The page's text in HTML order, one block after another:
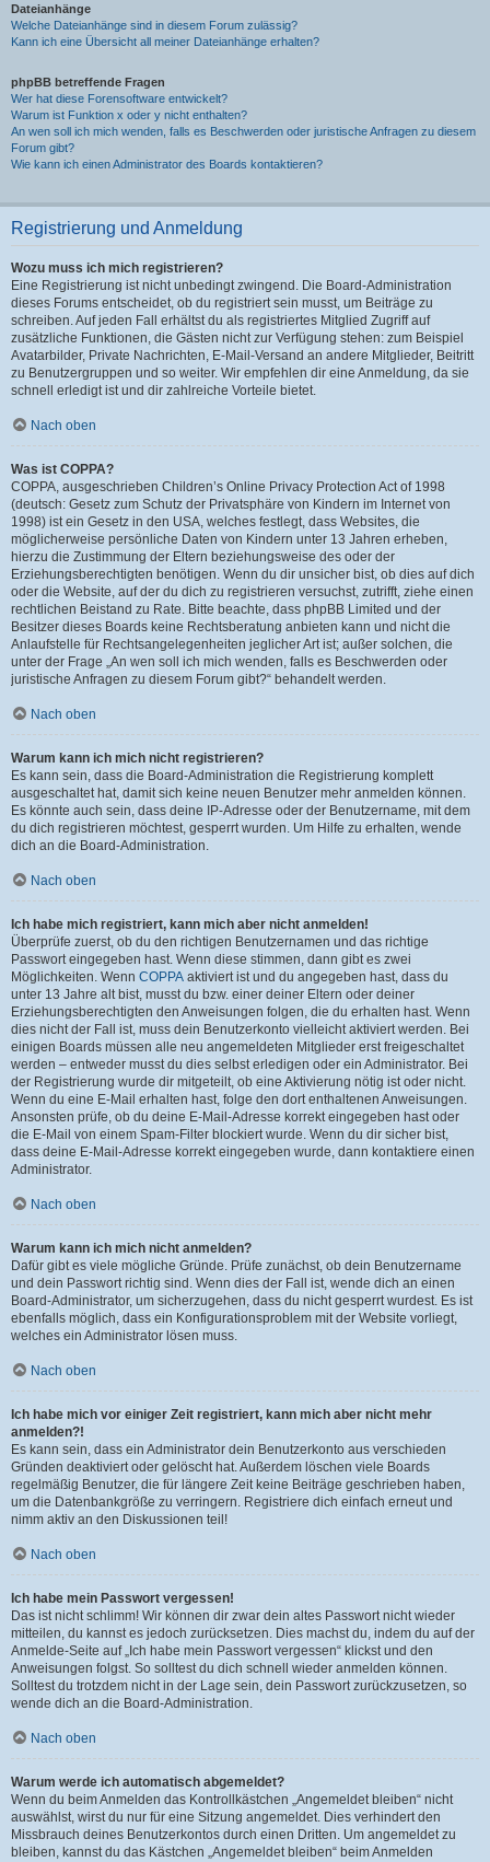
Dateianhänge
Welche Dateianhänge sind in diesem Forum zulässig?
Kann ich eine Übersicht all meiner Dateianhänge erhalten?
phpBB betreffende Fragen
Wer hat diese Forensoftware entwickelt?
Warum ist Funktion x oder y nicht enthalten?
An wen soll ich mich wenden, falls es Beschwerden oder juristische Anfragen zu diesem
Forum gibt?
Wie kann ich einen Administrator des Boards kontaktieren?
Registrierung und Anmeldung
Wozu muss ich mich registrieren?
Eine Registrierung ist nicht unbedingt zwingend. Die Board-Administration
dieses Forums entscheidet, ob du registriert sein musst, um Beiträge zu
schreiben. Auf jeden Fall erhältst du als registriertes Mitglied Zugriff auf
zusätzliche Funktionen, die Gästen nicht zur Verfügung stehen: zum Beispiel
Avatarbilder, Private Nachrichten, E-Mail-Versand an andere Mitglieder, Beitritt
zu Benutzergruppen und so weiter. Wir empfehlen dir eine Anmeldung, da sie
schnell erledigt ist und dir zahlreiche Vorteile bietet.
Nach oben
Was ist COPPA?
COPPA, ausgeschrieben Children’s Online Privacy Protection Act of 1998
(deutsch: Gesetz zum Schutz der Privatsphäre von Kindern im Internet von
1998) ist ein Gesetz in den USA, welches festlegt, dass Websites, die
möglicherweise persönliche Daten von Kindern unter 13 Jahren erheben,
hierzu die Zustimmung der Eltern beziehungsweise des oder der
Erziehungsberechtigten benötigen. Wenn du dir unsicher bist, ob dies auf dich
oder die Website, auf der du dich zu registrieren versuchst, zutrifft, ziehe einen
rechtlichen Beistand zu Rate. Bitte beachte, dass phpBB Limited und der
Besitzer dieses Boards keine Rechtsberatung anbieten kann und nicht die
Anlaufstelle für Rechtsangelegenheiten jeglicher Art ist; außer solchen, die
unter der Frage „An wen soll ich mich wenden, falls es Beschwerden oder
juristische Anfragen zu diesem Forum gibt?“ behandelt werden.
Nach oben
Warum kann ich mich nicht registrieren?
Es kann sein, dass die Board-Administration die Registrierung komplett
ausgeschaltet hat, damit sich keine neuen Benutzer mehr anmelden können.
Es könnte auch sein, dass deine IP-Adresse oder der Benutzername, mit dem
du dich registrieren möchtest, gesperrt wurden. Um Hilfe zu erhalten, wende
dich an die Board-Administration.
Nach oben
Ich habe mich registriert, kann mich aber nicht anmelden!
Überprüfe zuerst, ob du den richtigen Benutzernamen und das richtige
Passwort eingegeben hast. Wenn diese stimmen, dann gibt es zwei
Möglichkeiten. Wenn COPPA aktiviert ist und du angegeben hast, dass du
unter 13 Jahre alt bist, musst du bzw. einer deiner Eltern oder deiner
Erziehungsberechtigten den Anweisungen folgen, die du erhalten hast. Wenn
dies nicht der Fall ist, muss dein Benutzerkonto vielleicht aktiviert werden. Bei
einigen Boards müssen alle neu angemeldeten Mitglieder erst freigeschaltet
werden – entweder musst du dies selbst erledigen oder ein Administrator. Bei
der Registrierung wurde dir mitgeteilt, ob eine Aktivierung nötig ist oder nicht.
Wenn du eine E-Mail erhalten hast, folge den dort enthaltenen Anweisungen.
Ansonsten prüfe, ob du deine E-Mail-Adresse korrekt eingegeben hast oder
die E-Mail von einem Spam-Filter blockiert wurde. Wenn du dir sicher bist,
dass deine E-Mail-Adresse korrekt eingegeben wurde, dann kontaktiere einen
Administrator.
Nach oben
Warum kann ich mich nicht anmelden?
Dafür gibt es viele mögliche Gründe. Prüfe zunächst, ob dein Benutzername
und dein Passwort richtig sind. Wenn dies der Fall ist, wende dich an einen
Board-Administrator, um sicherzugehen, dass du nicht gesperrt wurdest. Es ist
ebenfalls möglich, dass ein Konfigurationsproblem mit der Website vorliegt,
welches ein Administrator lösen muss.
Nach oben
Ich habe mich vor einiger Zeit registriert, kann mich aber nicht mehr
anmelden?!
Es kann sein, dass ein Administrator dein Benutzerkonto aus verschieden
Gründen deaktiviert oder gelöscht hat. Außerdem löschen viele Boards
regelmäßig Benutzer, die für längere Zeit keine Beiträge geschrieben haben,
um die Datenbankgröße zu verringern. Registriere dich einfach erneut und
nimm aktiv an den Diskussionen teil!
Nach oben
Ich habe mein Passwort vergessen!
Das ist nicht schlimm! Wir können dir zwar dein altes Passwort nicht wieder
mitteilen, du kannst es jedoch zurücksetzen. Dies machst du, indem du auf der
Anmelde-Seite auf „Ich habe mein Passwort vergessen“ klickst und den
Anweisungen folgst. So solltest du dich schnell wieder anmelden können.
Solltest du trotzdem nicht in der Lage sein, dein Passwort zurückzusetzen, so
wende dich an die Board-Administration.
Nach oben
Warum werde ich automatisch abgemeldet?
Wenn du beim Anmelden das Kontrollkästchen „Angemeldet bleiben“ nicht
auswählst, wirst du nur für eine Sitzung angemeldet. Dies verhindert den
Missbrauch deines Benutzerkontos durch einen Dritten. Um angemeldet zu
bleiben, kannst du das Kästchen „Angemeldet bleiben“ beim Anmelden